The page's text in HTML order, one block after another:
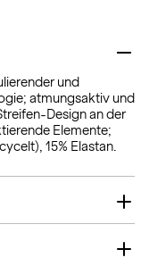
und
atmungsaktiv und
Design an der
Elemente;
15% Elastan.